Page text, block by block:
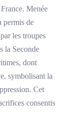
Menée
permis de
les troupes
la Seconde
dont
symbolisant la
Cet
consentis